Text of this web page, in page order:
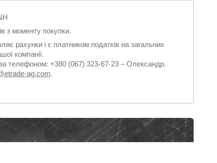
з моменту покупки.
рахунки і є платником податків на загальних
компанії.
телефоном: +380 (067) 323-67-23 – Олександр.
ag.com.